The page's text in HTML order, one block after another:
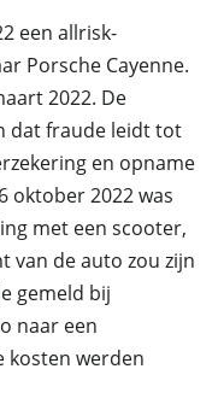
een allrisk-
Porsche Cayenne.
2022. De
dat fraude leidt tot
en opname
oktober 2022 was
met een scooter,
van de auto zou zijn
gemeld bij
naar een
kosten werden